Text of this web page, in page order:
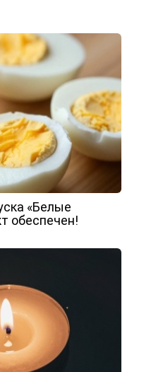
«Белые
обеспечен!